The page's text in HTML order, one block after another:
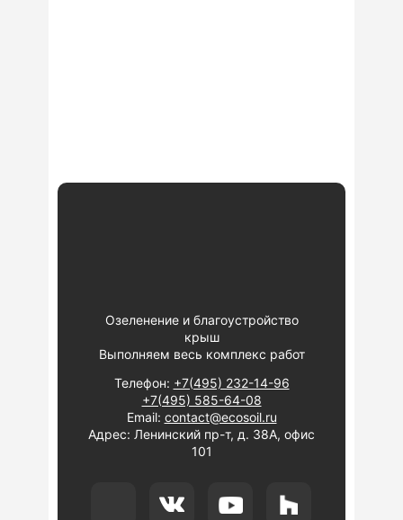
Телефон: +7(495) 232-14-96
+7(495) 585-64-08
Email: contact@ecosoil.ru
Адрес: Ленинский пр-т, д. 38А, офис
101
Озеленение и благоустройство
крыш
Выполняем весь комплекс работ